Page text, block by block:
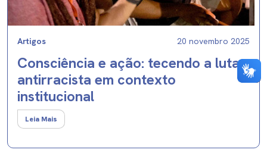
Artigos 20 novembro 2025
Consciência e ação: tecendo a luta
antirracista em contexto
institucional
Leia Mais